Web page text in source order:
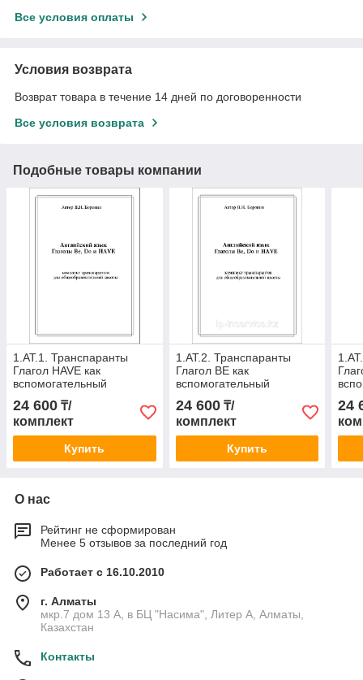
Все условия оплаты
Условия возврата
Возврат товара в течение 14 дней по договоренности
Все условия возврата
Подобные товары компании
1.АТ.1. Транспаранты
Глагол HAVE как
вспомогательный
24 600 ₸/
комплект
Купить
1.АТ.2. Транспаранты
Глагол BE как
вспомогательный
24 600₸/
комплект
Купить
24
О нас
Рейтинг не сформирован
Менее 5 отзывов за последний год
Работает с 16.10.2010
г. Алматы
мкр.7 дом 13 А, в БЦ "Насима", Литер А, Алматы,
Казахстан
Контакты